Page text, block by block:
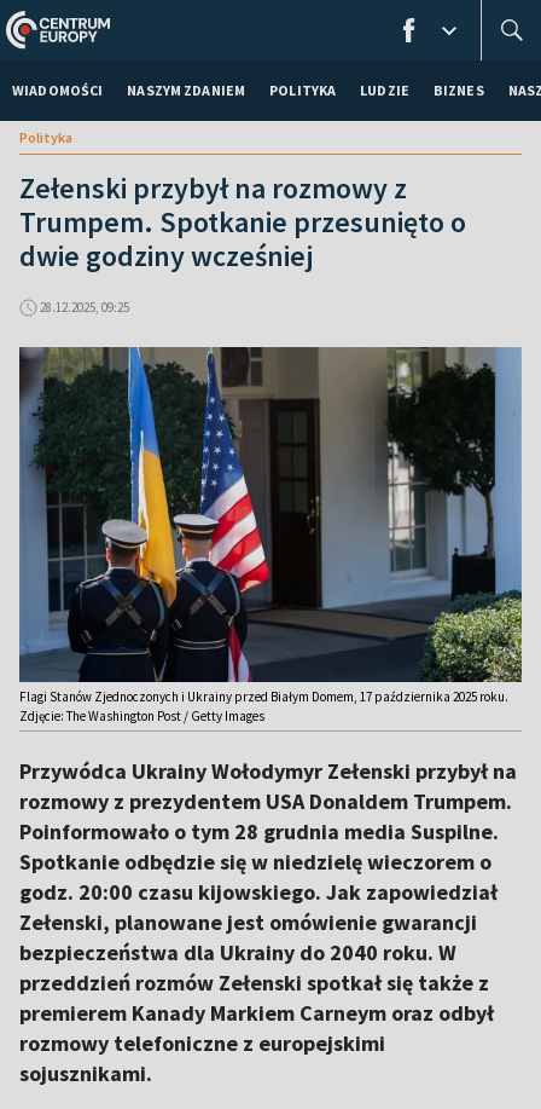
WIADOMOŚCI NASZYM ZDANIEM POLITYKA LUDZIE BIZNES
Polityka
Zełenski przybył na rozmowy z
Trumpem. Spotkanie przesunięto o
dwie godziny wcześniej
28.12.2025, 09:25
Flagi Stanów Zjednoczonych i Ukrainy przed Białym Domem, 17 października 2025 roku.
Zdjęcie: The Washington Post / Getty Images
Przywódca Ukrainy Wołodymyr Zełenski przybył na
rozmowy z prezydentem USA Donaldem Trumpem.
Poinformowało o tym 28 grudnia media Suspilne.
Spotkanie odbędzie się w niedzielę wieczorem o
godz. 20:00 czasu kijowskiego. Jak zapowiedział
Zełenski, planowane jest omówienie gwarancji
bezpieczeństwa dla Ukrainy do 2040 roku. W
przeddzień rozmów Zełenski spotkał się także z
premierem Kanady Markiem Carneym oraz odbył
rozmowy telefoniczne z europejskimi
sojusznikami.